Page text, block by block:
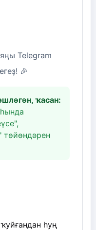
Telegram
🎉
ҡасан:
төйөндәрен
ҡуйғандан һуң